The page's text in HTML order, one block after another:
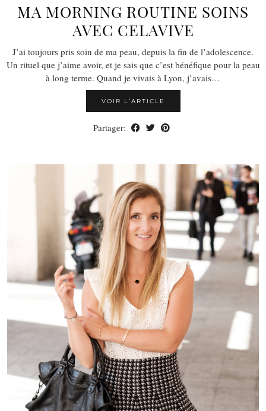
MA MORNING ROUTINE SOINS
AVEC CELAVIVE
J’ai toujours pris soin de ma peau, depuis la fin de l’adolescence.
Un rituel que j’aime avoir, et je sais que c’est bénéfique pour la peau
à long terme. Quand je vivais à Lyon, j’avais…
VOIR L’ARTICLE
Partager: